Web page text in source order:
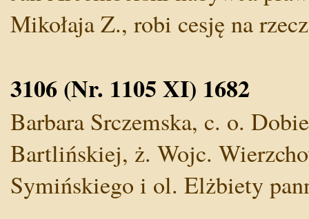
Mikołaja Z., robi cesję na
3106 (Nr. 1105 XI) 1682
Barbara Srczemska, c. o.
Bartlińskiej, ż. Wojc.
Symińskiego i ol. Elżbiety